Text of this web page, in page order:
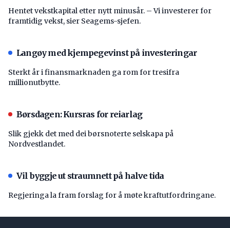
Hentet vekstkapital etter nytt minusår. – Vi investerer for
framtidig vekst, sier Seagems-sjefen.
Langøy med kjempegevinst på investeringar
Sterkt år i finansmarknaden ga rom for tresifra
millionutbytte.
Børsdagen: Kursras for reiarlag
Slik gjekk det med dei børsnoterte selskapa på
Nordvestlandet.
Vil byggje ut straumnett på halve tida
Regjeringa la fram forslag for å møte kraftutfordringane.